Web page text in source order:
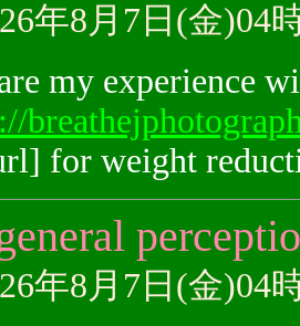
年8月7日(金)04
my experience
for weight
年8月7日(金)04